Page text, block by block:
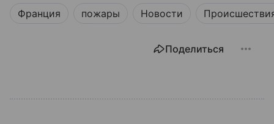
Франция пожары Новости
Поделиться